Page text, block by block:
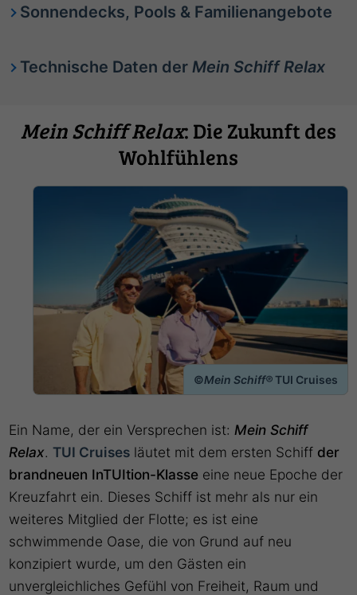
Sonnendecks, Pools & Familienangebote
Technische Daten derMein Schiff Relax
Mein Schiff Relax: Die Zukunft des
Wohlfühlens
©Mein Schiff®TUI Cruises
Ein Name, der ein Versprechen ist: Mein Schiff
Relax.TUI Cruises läutet mit dem ersten Schiff der
brandneuen InTUItion-Klasse eine neue Epoche der
Kreuzfahrt ein. Dieses Schiff ist mehr als nur ein
weiteres Mitglied der Flotte; es ist eine
schwimmende Oase, die von Grund auf neu
konzipiert wurde, um den Gästen ein
unvergleichliches Gefühl von Freiheit, Raum und